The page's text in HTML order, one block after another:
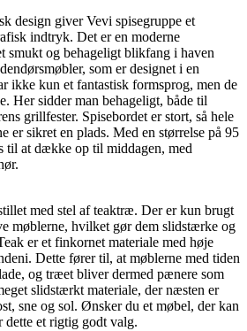
design giver Vevi spisegruppe et
indtryk. Det er en moderne
smukt og behageligt blikfang i haven
som er designet i en
ikke kun et fantastisk formsprog, men de
Her sidder man behageligt, både til
grillfester. Spisebordet er stort, så hele
er sikret en plads. Med en størrelse på 95
til at dække op til middagen, med
med stel af teaktræ. Der er kun brugt
møblerne, hvilket gør dem slidstærke og
er et finkornet materiale med høje
Dette fører til, at møblerne med tiden
og træet bliver dermed pænere som
slidstærkt materiale, der næsten er
sne og sol. Ønsker du et møbel, der kan
dette et rigtig godt valg.